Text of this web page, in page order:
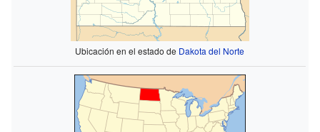
Ubicación en el estado de Dakota del Norte